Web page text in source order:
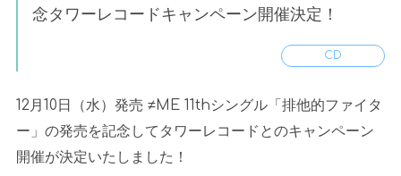
念タワーレコードキャンペーン開催決定！
CD
12月 10 日（水）発売 ≠ME 11thシングル「排他的ファイタ
ー」の発売を記念してタワーレコードとのキャンペーン
開催が決定いたしました！